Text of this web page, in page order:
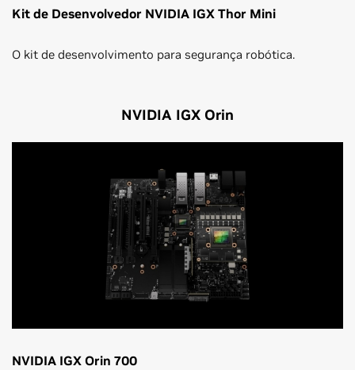
Kit de Desenvolvedor NVIDIA IGX Thor Mini
O kit de desenvolvimento para segurança robótica.
NVIDIA IGX Orin
NVIDIA IGX Orin 700